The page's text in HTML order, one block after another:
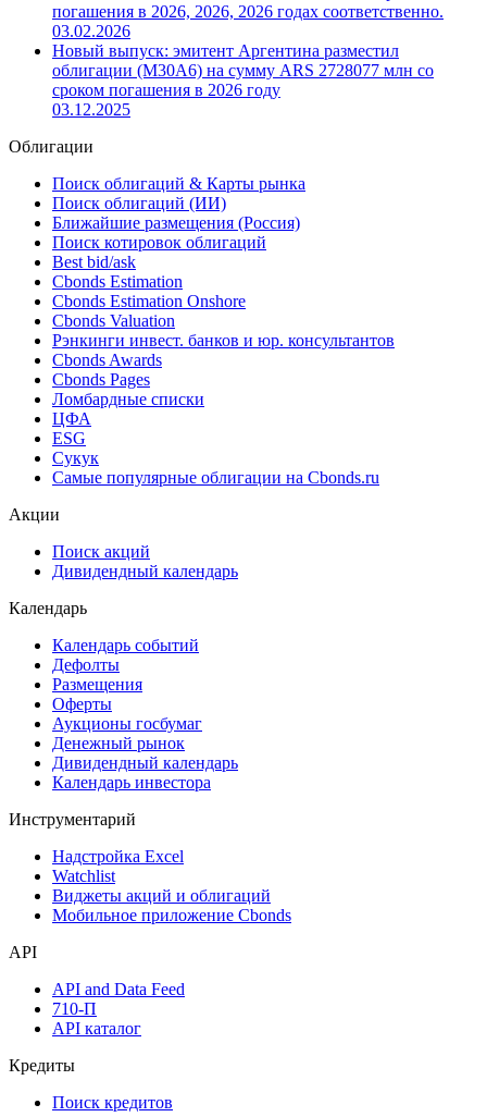
погашения в 2026, 2026, 2026 годах соответственно.
03.02.2026
Новый выпуск: эмитент Аргентина разместил
облигации (M30A6) на сумму ARS 2728077 млн со
сроком погашения в 2026 году
03.12.2025
Облигации
Поиск облигаций & Карты рынка
Поиск облигаций (ИИ)
Ближайшие размещения (Россия)
Поиск котировок облигаций
Best bid/ask
Cbonds Estimation
Cbonds Estimation Onshore
Cbonds Valuation
Рэнкинги инвест. банков и юр. консультантов
Cbonds Awards
Cbonds Pages
Ломбардные списки
ЦФА
ESG
Сукук
Самые популярные облигации на Cbonds.ru
Акции
Поиск акций
Дивидендный календарь
Календарь
Календарь событий
Дефолты
Размещения
Оферты
Аукционы госбумаг
Денежный рынок
Дивидендный календарь
Календарь инвестора
Инструментарий
Надстройка Excel
Watchlist
Виджеты акций и облигаций
Мобильное приложение Cbonds
API
API and Data Feed
710-П
API каталог
Кредиты
Поиск кредитов